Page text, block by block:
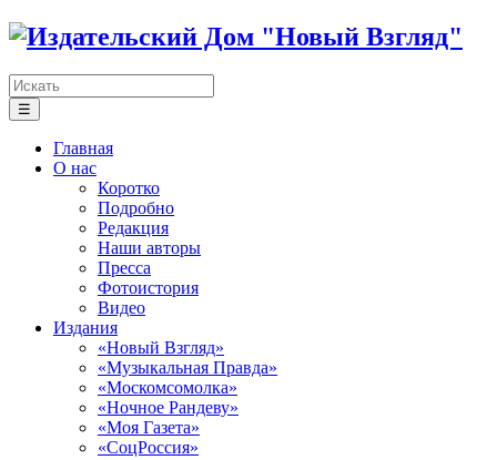
☰
Главная
О нас
Коротко
Подробно
Редакция
Наши авторы
Пресса
Фотоистория
Видео
Издания
«Новый Взгляд»
«Музыкальная Правда»
«Москомсомолка»
«Ночное Рандеву»
«Моя Газета»
«СоцРоссия»